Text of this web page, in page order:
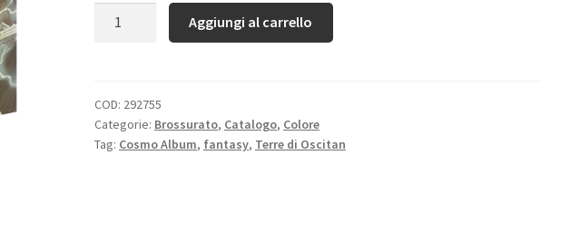
Aggiungi al carrello
COD: 292755
Categorie: Brossurato, Catalogo, Colore
Tag: Cosmo Album, fantasy, Terre di Oscitan